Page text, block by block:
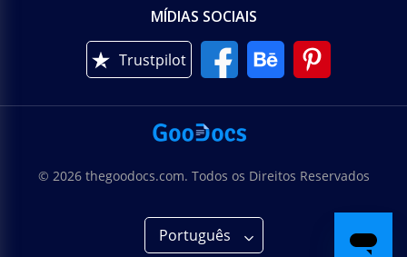
MÍDIAS SOCIAIS
Trustpilot
© 2026 thegoodocs.com. Todos os Direitos Reservados
Português